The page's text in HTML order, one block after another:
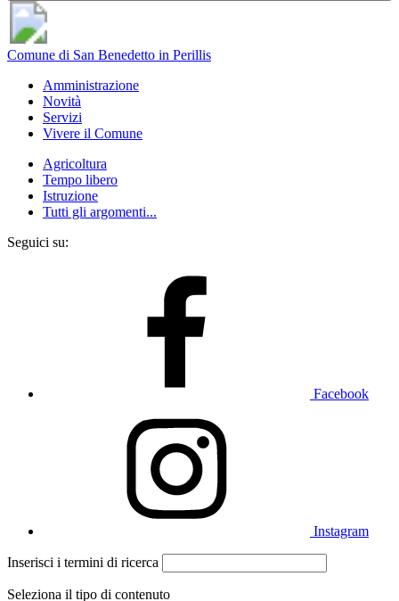
Comune di San Benedetto in Perillis
Amministrazione
Novità
Servizi
Vivere il Comune
Agricoltura
Tempo libero
Istruzione
Tutti gli argomenti...
Seguici su:
Facebook
Instagram
Inserisci i termini di ricerca
Seleziona il tipo di contenuto